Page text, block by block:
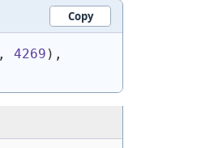
Copy
, 4269 )